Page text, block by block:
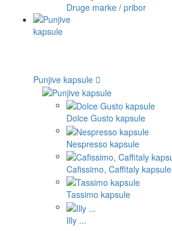
Druge marke / pribor
Punjive kapsule
Dolce Gusto kapsule
Nespresso kapsule
Cafissimo, Caffitaly kapsule
Tassimo kapsule
Illy ...